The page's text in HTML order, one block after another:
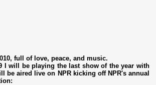
full of love, peace, and music.
I will be playing the last show of the year with
be aired live on NPR kicking off NPR's annual